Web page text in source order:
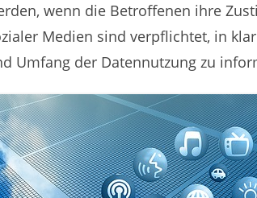
wenn die Betroffenen ihre
Medien sind verpflichtet, in
Umfang der Datennutzung zu